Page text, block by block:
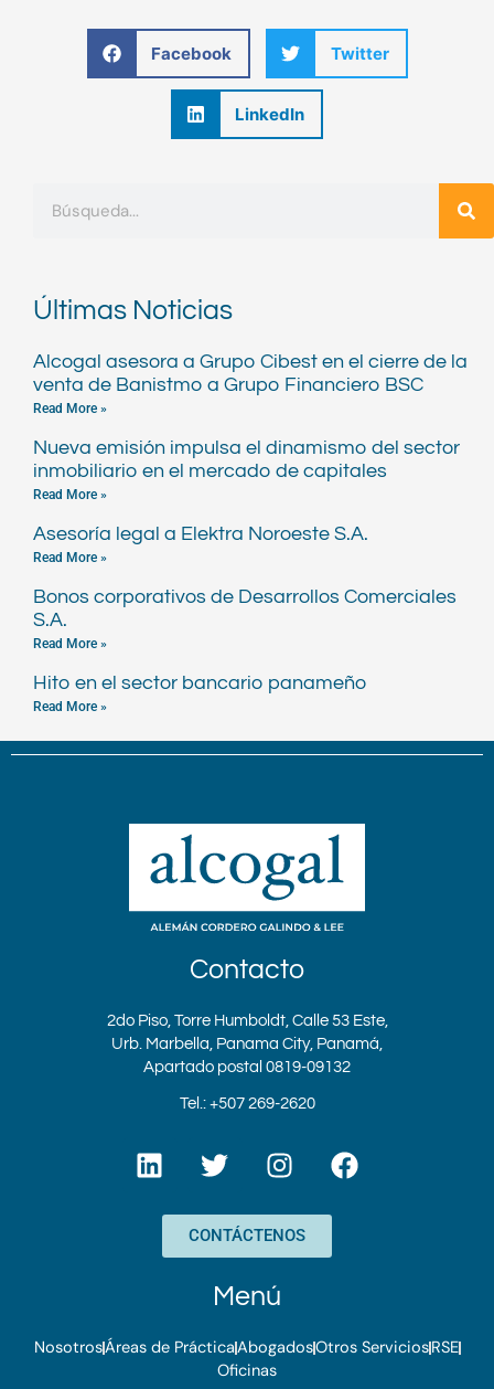
Facebook Twitter
LinkedIn
Últimas Noticias
Alcogal asesora a Grupo Cibest en el cierre de la
venta de Banistmo a Grupo Financiero BSC
Read More »
Nueva emisión impulsa el dinamismo del sector
inmobiliario en el mercado de capitales
Read More »
Asesoría legal a Elektra Noroeste S.A.
Read More »
Bonos corporativos de Desarrollos Comerciales
S.A.
Read More »
Hito en el sector bancario panameño
Read More »
Contacto
2do Piso, Torre Humboldt, Calle 53 Este,
Urb. Marbella, Panama City, Panamá,
Apartado postal 0819-09132
Tel.: +507 269-2620
L
i
e
n
T
w
t
t
e
r
I
n
t
a
g
r
a
F
a
k
CONTÁCTENOS
Menú
NosotrosÁreas de PrácticaAbogadosOtros ServiciosRSE
Oficinas